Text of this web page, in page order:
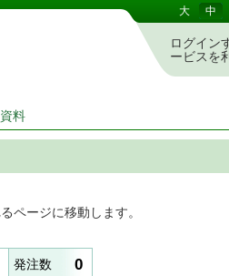
大 中
ログイン
ービスを
料
ページに移動します。
発注数 0